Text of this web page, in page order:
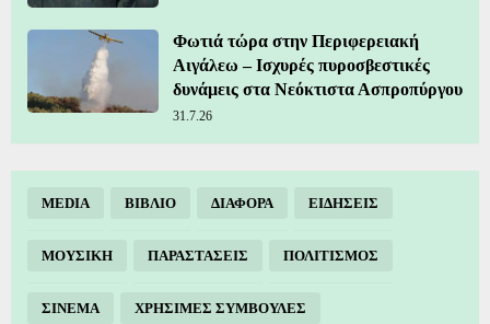
Φωτιά τώρα στην Περιφερειακή
Αιγάλεω – Ισχυρές πυροσβεστικές
δυνάμεις στα Νεόκτιστα Ασπροπύργου
31.7.26
MEDIA ΒΙΒΛΙΟ ΔΙΑΦΟΡΑ ΕΙΔΗΣΕΙΣ
ΜΟΥΣΙΚΗ ΠΑΡΑΣΤΑΣΕΙΣ ΠΟΛΙΤΙΣΜΟΣ
ΣΙΝΕΜΑ ΧΡΗΣΙΜΕΣ ΣΥΜΒΟΥΛΕΣ